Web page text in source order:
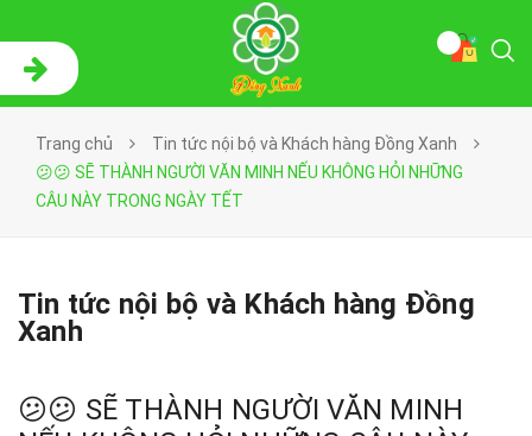
Trang chủ
Tin tức nội bộ và Khách hàng Đồng Xanh
😕😕 SẼ THÀNH NGƯỜI VĂN MINH NẾU KHÔNG HỎI NHỮNG
CÂU NÀY TRONG NGÀY TẾT
Tin tức nội bộ và Khách hàng Đồng
Xanh
😕😕 SẼ THÀNH NGƯỜI VĂN MINH